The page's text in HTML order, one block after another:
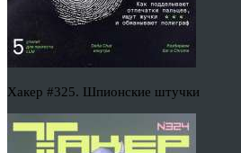
Хакер #325. Шпионские штучки